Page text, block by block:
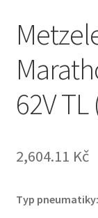
62V
2,604.11 Kč
Typ pneumatiky: